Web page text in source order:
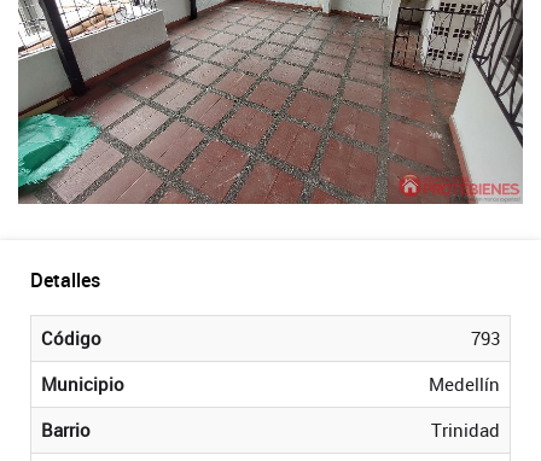
Detalles
Código
793
Municipio
Medellín
Barrio
Trinidad